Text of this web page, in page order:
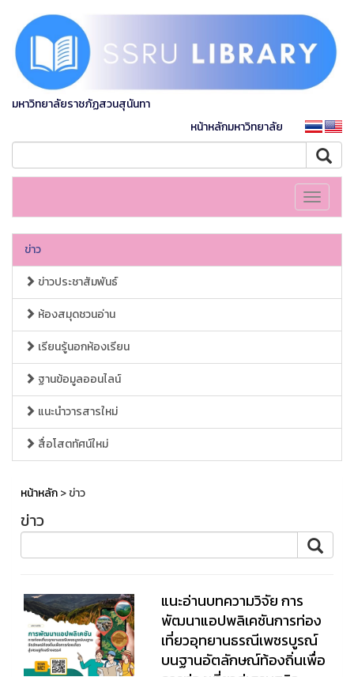
มหาวิทยาลัยราชภัฏสวนสุนันทา
หน้าหลักมหาวิทยาลัย
Toggle
ข่าว
ข่าวประชาสัมพันธ์
ห้องสมุดชวนอ่าน
เรียนรู้นอกห้องเรียน
ฐานข้อมูลออนไลน์
แนะนำวารสารใหม่
สื่อโสตทัศน์ใหม่
หน้าหลัก> ข่าว
ข่าว
แนะอ่านบทความวิจัย การ
พัฒนาแอปพลิเคชันการท่อง
เที่ยวอุทยานธรณีเพชรบูรณ์
บนฐานอัตลักษณ์ท้องถิ่นเพื่อ